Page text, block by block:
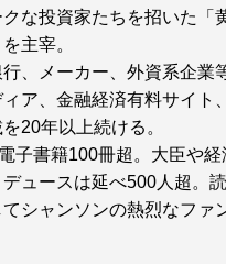
な投資家たちを招いた「
主宰。
、メーカー、外資系企業
ア、金融経済有料サイト
20年以上続ける。
子書籍100冊超。大臣や
ュースは延べ500人超。
シャンソンの熱烈なファ